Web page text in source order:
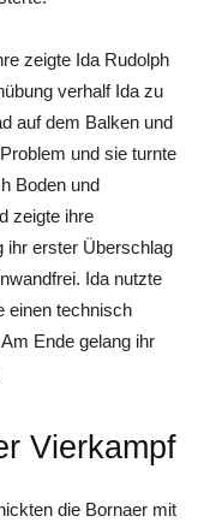
zeigte Ida Rudolph
verhalf Ida zu
auf dem Balken und
und sie turnte
Boden und
zeigte ihre
ihr erster Überschlag
Ida nutzte
einen technisch
Ende gelang ihr
Vierkampf
die Bornaer mit